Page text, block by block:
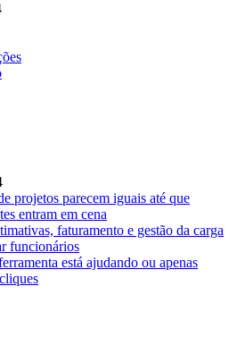
projetos parecem iguais até que
entram em cena
faturamento e gestão da carga
funcionários
está ajudando ou apenas